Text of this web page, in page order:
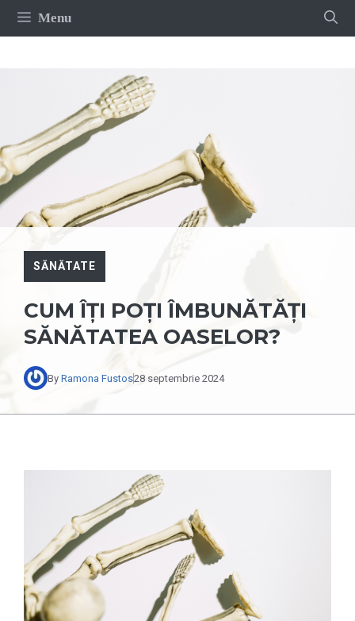
Sari
Menu
SĂNĂTATE
CUM ÎȚI POȚI ÎMBUNĂTĂȚI
SĂNĂTATEA OASELOR?
By Ramona Fustos28 septembrie 2024